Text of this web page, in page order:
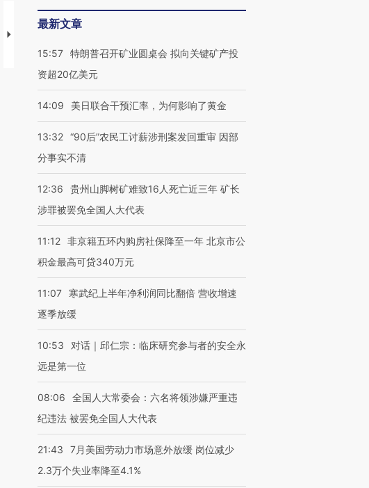
【推广】走进第四届链博
会，让数智科技“链”接产
【特别呈现】寻找100种
有意思的生活方式·第三对
CFO：不靠规模取胜，华
住三大增长引擎是什么？
最新文章
15:57 特朗普召开矿业圆桌会 拟向关键矿产投
资超20亿美元
14:09 美日联合干预汇率，为何影响了黄金
13:32 “90后”农民工讨薪涉刑案发回重审 因部
分事实不清
12:36
贵州山脚树矿难致16人死亡近三年 矿长
涉罪被罢免全国人大代表
11:12 非京籍五环内购房社保降至一年 北京市公
积金最高可贷340万元
11:07
寒武纪上半年净利润同比翻倍 营收增速
逐季放缓
10:53
对话｜邱仁宗：临床研究参与者的安全永
远是第一位
08:06
全国人大常委会：六名将领涉嫌严重违
纪违法 被罢免全国人大代表
21:43
7月美国劳动力市场意外放缓 岗位减少
2.3万个失业率降至4.1%